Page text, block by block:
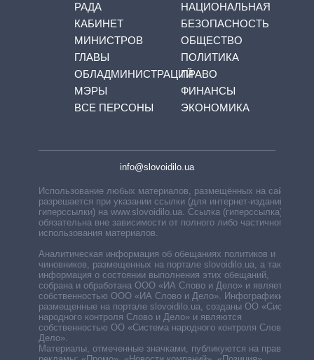
РАДА
КАБИНЕТ
МИНИСТРОВ
ГЛАВЫ
ОБЛАДМИНИСТРАЦИЙ
МЭРЫ
ВСЕ ПЕРСОНЫ
НАЦИОНАЛЬНАЯ
БЕЗОПАСНОСТЬ
ОБЩЕСТВО
ПОЛИТИКА
ПРАВО
ФИНАНСЫ
ЭКОНОМИКА
info@slovoidilo.ua
Использование любых материалов, размещённых на сайте,
разрешается при указании ссылки (для интернет-изданий —
гиперссылки) на www.slovoidilo.ua. Ссылка (гиперссылка)
обязательна вне зависимости от полного либо частичного
использования материалов.
Аналитическая информация об обещаниях политиков и
чиновников, размещенных на портале slovoidilo.ua, а также
информация о состоянии выполнения этих обещаний,
собрана и обработана ООО «ИА Слово и Дело» и является
собственностью ООО «ИА Слово и Дело». Инфографики,
размещенные на портале slovoidilo.ua, созданы ОО «Система
народного контроля Слово и Дело» и являются
собственностью ОО «Система народного контроля Слово и
Дело».
Материалы, отмеченные значками, публикуются на правах